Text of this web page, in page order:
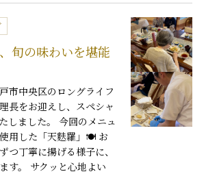
旬の味わいを堪能
市中央区のロングライフ
長をお迎えし、スペシャ
しました。 今回のメニュ
用した「天麩羅」🍽️ お
つ丁寧に揚げる様子に、
す。 サクッと心地よい